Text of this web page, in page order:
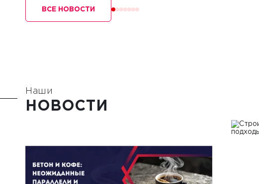
ВСЕ НОВОСТИ
Наши
НОВОСТИ